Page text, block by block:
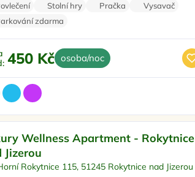
Stolní hry Pračka
Vysavač
zdarma
450 Kč osoba/noc
Sauna
Hlídání dětí
U sjezdovky
Wellness Apartment - Rokytnice
Jizerou
Rokytnice 115, 51245 Rokytnice nad Jizerou